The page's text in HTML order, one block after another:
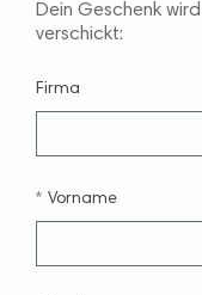
Dein Geschenk
verschickt:
Firma
Vorname